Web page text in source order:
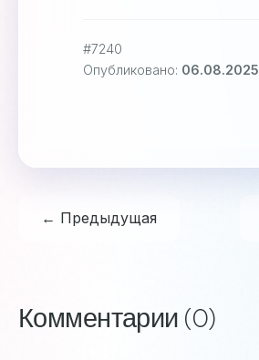
#7240
Опубликовано: 06.08.2025
← Предыдущая
Комментарии (0)